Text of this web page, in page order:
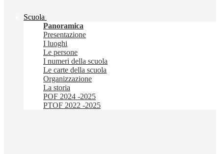
Scuola
Panoramica
Presentazione
I luoghi
Le persone
I numeri della scuola
Le carte della scuola
Organizzazione
La storia
POF 2024 -2025
PTOF 2022 -2025